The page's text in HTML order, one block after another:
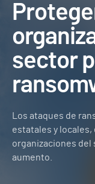
sector
Los ataques de
estatales y locales,
organizaciones del
aumento.